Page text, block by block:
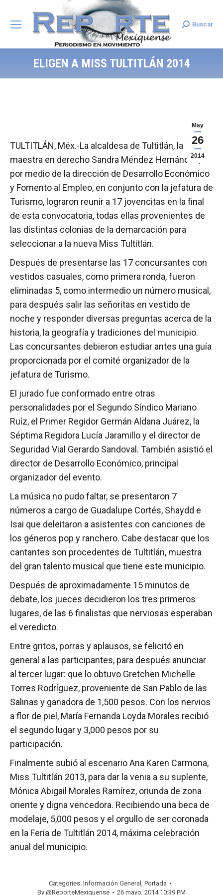
Search:
Buscar
ELIGEN A MISS TULTITLÁN 2014
May
26
2014
TULTITLÁN, Méx.-La alcaldesa de Tultitlán, la
maestra en derecho Sandra Méndez Hernández,
por medio de la dirección de Desarrollo Económico
y Fomento al Empleo, en conjunto con la jefatura de
Turismo, lograron reunir a 17 jovencitas en la final
de esta convocatoria, todas ellas provenientes de
las distintas colonias de la demarcación para
seleccionar a la nueva Miss Tultitlán.
Después de presentarse las 17 concursantes con
vestidos casuales, como primera ronda, fueron
eliminadas 5, como intermedio un número musical,
para después salir las señoritas en vestido de
noche y responder diversas preguntas acerca de la
historia, la geografía y tradiciones del municipio.
Las concursantes debieron estudiar antes una guía
proporcionada por el comité organizador de la
jefatura de Turismo.
El jurado fue conformado entre otras
personalidades por el Segundo Síndico Mariano
Ruíz, el Primer Regidor Germán Aldana Juárez, la
Séptima Regidora Lucía Jaramillo y el director de
Seguridad Vial Gerardo Sandoval. También asistió el
director de Desarrollo Económico, principal
organizador del evento.
La música no pudo faltar, se presentaron 7
números a cargo de Guadalupe Cortés, Shaydd e
Isai que deleitaron a asistentes con canciones de
los géneros pop y ranchero. Cabe destacar que los
cantantes son procedentes de Tultitlán, muestra
del gran talento musical que tiene este municipio.
Después de aproximadamente 15 minutos de
debate, los jueces decidieron los tres primeros
lugares, de las 6 finalistas que nerviosas esperaban
el veredicto.
Entre gritos, porras y aplausos, se felicitó en
general a las participantes, para después anunciar
al tercer lugar: que lo obtuvo Gretchen Michelle
Torres Rodríguez, proveniente de San Pablo de las
Salinas y ganadora de 1,500 pesos. Con los nervios
a flor de piel, María Fernanda Loyda Morales recibió
el segundo lugar y 3,000 pesos por su
participación.
Finalmente subió al escenario Ana Karen Carmona,
Miss Tultitlán 2013, para dar la venia a su suplente,
Mónica Abigail Morales Ramírez, oriunda de zona
oriente y digna vencedora. Recibiendo una beca de
modelaje, 5,000 pesos y el orgullo de ser coronada
en la Feria de Tultitlán 2014, máxima celebración
anual del municipio.
Categories: Información General , Portada
By @ReporteMexiquense 26 mayo, 2014 10:39 PM